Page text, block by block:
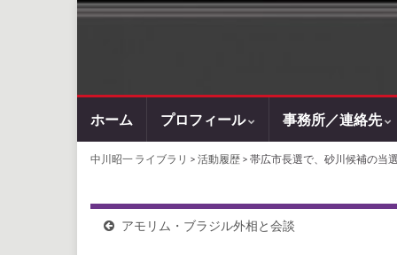
ホーム プロフィール 事務所／連絡先
中川昭一 ライブラリ > 活動履歴 > 帯広市長選で、砂川候補の当
アモリム・ブラジル外相と会談